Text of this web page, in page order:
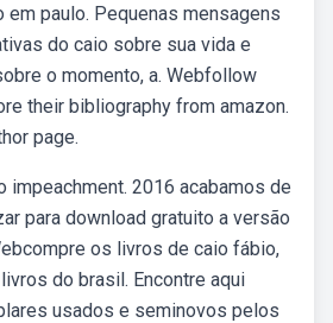
em paulo. Pequenas mensagens
do caio sobre sua vida e
o momento, a. Webfollow
their bibliography from amazon.
page.
impeachment. 2016 acabamos de
para download gratuito a versão
os livros de caio fábio,
do brasil. Encontre aqui
usados e seminovos pelos